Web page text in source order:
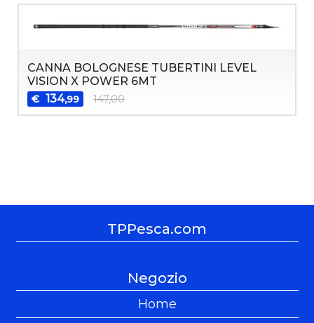
CANNA BOLOGNESE TUBERTINI LEVEL
VISION X POWER 6MT
€ 134,99 147,00
TPPesca.com
Negozio
Home